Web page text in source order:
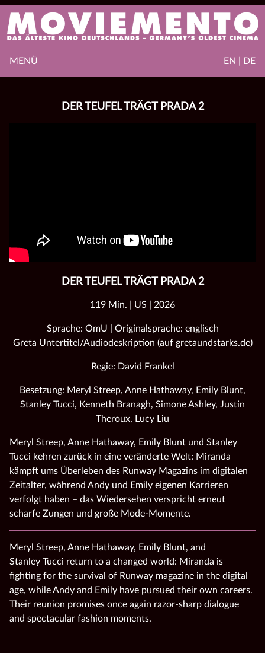
EN | DE
MENÜ
DER TEUFEL TRÄGT PRADA 2
DER TEUFEL TRÄGT PRADA 2
119 Min. | US | 2026
Sprache: OmU | Originalsprache: englisch
Greta Untertitel/Audiodeskription (auf gretaundstarks.de)
Regie: David Frankel
Besetzung: Meryl Streep, Anne Hathaway, Emily Blunt,
Stanley Tucci, Kenneth Branagh, Simone Ashley, Justin
Theroux, Lucy Liu
Meryl Streep, Anne Hathaway, Emily Blunt und Stanley
Tucci kehren zurück in eine veränderte Welt: Miranda
kämpft ums Überleben des Runway Magazins im digitalen
Zeitalter, während Andy und Emily eigenen Karrieren
verfolgt haben – das Wiedersehen verspricht erneut
scharfe Zungen und große Mode‑Momente.
Meryl Streep, Anne Hathaway, Emily Blunt, and
Stanley Tucci return to a changed world: Miranda is
fighting for the survival of Runway magazine in the digital
age, while Andy and Emily have pursued their own careers.
Their reunion promises once again razor‑sharp dialogue
and spectacular fashion moments.